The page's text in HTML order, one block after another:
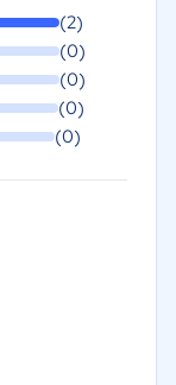
(2)
(0)
(0)
(0)
(0)